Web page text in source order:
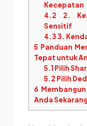
Kecepatan
4.2 2.
Sensitif
4.33.
5 Panduan
Tepat untuk
5.1 Pilih
5.2 Pilih
6
Anda